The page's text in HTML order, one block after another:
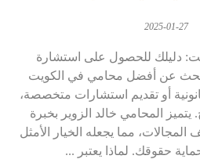
2025-01-27
دليلك للحصول على استشارة
تبحث عن أفضل محامي في الكويت
أو تقديم استشارات متخصصة،
المحامي خالد الزوير بخبرة
مما يجعله الخيار الأمثل
حقوقك. لماذا يعتبر ...